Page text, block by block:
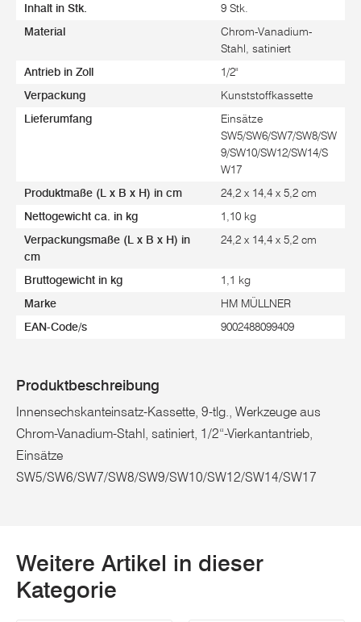
Inhalt in Stk. 9 Stk.
Material
Chrom-Vanadium-
Stahl, satiniert
Antrieb in Zoll 1/2"
Verpackung Kunststoffkassette
Lieferumfang
Einsätze
SW5/SW6/SW7/SW8/SW
9/SW10/SW12/SW14/S
W17
Produktmaße (L x B x H) in cm 24,2 x 14,4 x 5,2 cm
Nettogewicht ca. in kg 1,10 kg
Verpackungsmaße (L x B x H) in
cm
24,2 x 14,4 x 5,2 cm
Bruttogewicht in kg 1,1 kg
Marke HM MÜLLNER
EAN-Code/s 9002488099409
Produktbeschreibung
Innensechskanteinsatz-Kassette, 9-tlg., Werkzeuge aus
Chrom-Vanadium-Stahl, satiniert, 1/2“-Vierkantantrieb,
Einsätze
SW5/SW6/SW7/SW8/SW9/SW10/SW12/SW14/SW17
Weitere Artikel in dieser
Kategorie